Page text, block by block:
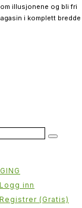
illusjonene og bli fri
i komplett
Logg inn
Registrer (Gratis)